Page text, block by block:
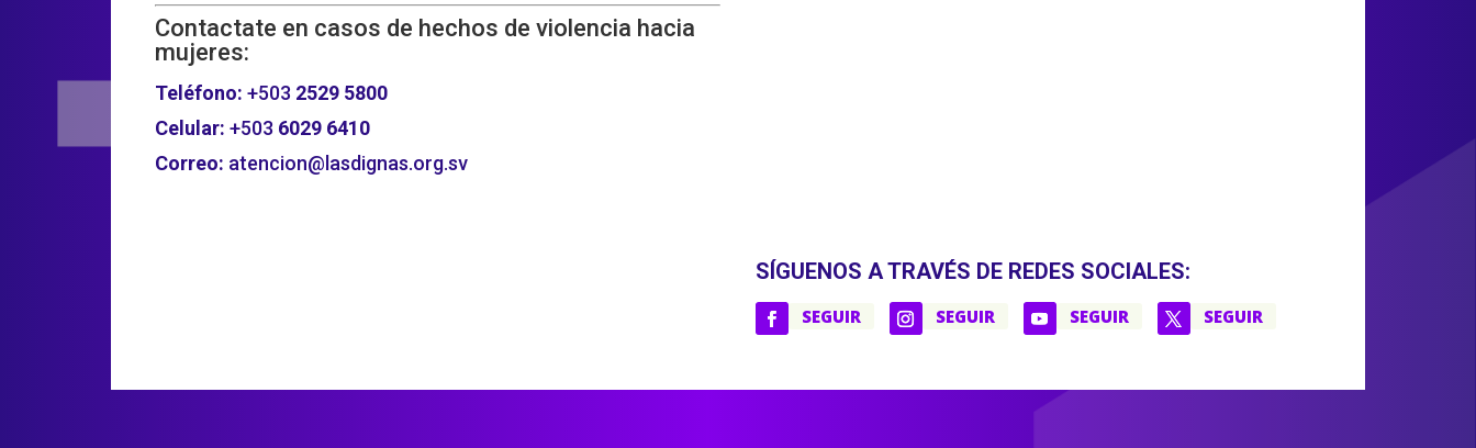
Contactate en casos de hechos de violencia hacia
mujeres:
Teléfono: +503 2529 5800
Celular: +503 6029 6410
Correo: atencion@lasdignas.org.sv
SÍGUENOS A TRAVÉS DE REDES SOCIALES:
SEGUIR SEGUIR SEGUIR SEGUIR